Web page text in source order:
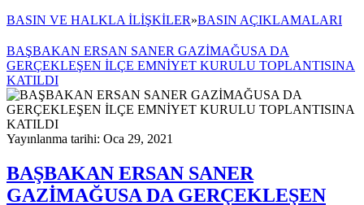
BASIN VE HALKLA İLİŞKİLER»BASIN AÇIKLAMALARI
BAŞBAKAN ERSAN SANER GAZİMAĞUSA DA
GERÇEKLEŞEN İLÇE EMNİYET KURULU TOPLANTISINA
KATILDI
Yayınlanma tarihi: Oca 29, 2021
BAŞBAKAN ERSAN SANER
GAZİMAĞUSA DA GERÇEKLEŞEN